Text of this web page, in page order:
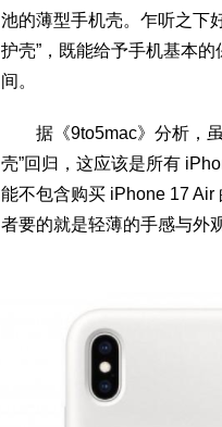
池的薄型手机壳。乍听之下
护壳”，既能给予手机基本
间。
据《9to5mac》分析，虽
壳”回归，这应该是所有
能不包含购买 iPhone 17 Air
者要的就是轻薄的手感与外